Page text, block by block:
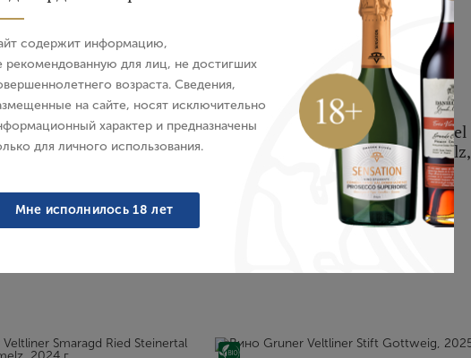
Veltliner Wachauer
Federspiel Wachau
Белое, Сухое, 0.75 л
6 192 ₽
Вино Gruner Veltliner Federspiel
Ried Pichl Point Wachau Schmelz,
2024 г.
Австрия, Белое, Сухое, 0.75 л
6 610 ₽
содержит информацию,
рекомендованную для лиц, не достигших
возраста. Сведения,
на сайте, носят исключительно
характер и предназначены
для личного использования.
Мне исполнилось 18 лет
Пароль
Забыли пароль?
Создание учетной записи